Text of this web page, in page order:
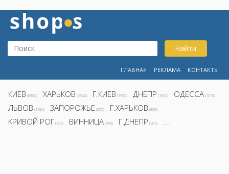
Найти
ГЛАВНАЯ РЕКЛАМА КОНТАКТЫ
КИЕВ (8800) ХАРЬКОВ (5922) Г.КИЕВ (1995) ДНЕПР (1692) ОДЕССА (1578)
ЛЬВОВ (1282) ЗАПОРОЖЬЕ (855) Г.ХАРЬКОВ (808)
КРИВОЙ РОГ (392) ВИННИЦА (390) Г.ДНЕПР (362) ...